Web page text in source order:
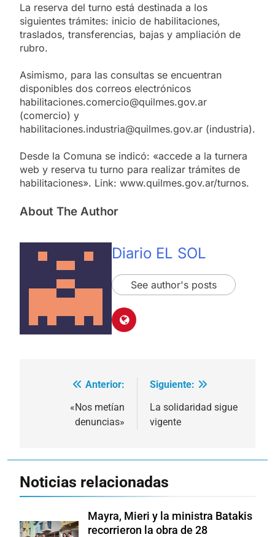
La reserva del turno está destinada a los
siguientes trámites: inicio de habilitaciones,
traslados, transferencias, bajas y ampliación de
rubro.
Asimismo, para las consultas se encuentran
disponibles dos correos electrónicos
habilitaciones.comercio@quilmes.gov.ar
(comercio) y
habilitaciones.industria@quilmes.gov.ar (industria).
Desde la Comuna se indicó: «accede a la turnera
web y reserva tu turno para realizar trámites de
habilitaciones». Link: www.quilmes.gov.ar/turnos.
About The Author
Diario EL SOL
See author's posts
Navegación
Anterior:
«Nos metían
denuncias»
Siguiente:
La solidaridad sigue
vigente
Noticias relacionadas
Mayra, Mieri y la ministra Batakis
recorrieron la obra de 28